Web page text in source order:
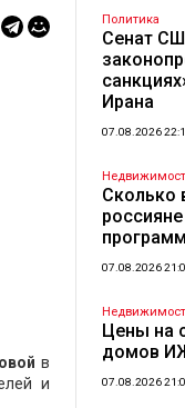
в
и
Политика
Сенат
Ирана
07.08.2026
Сколько
07.08.2026
Цены на
домов
07.08.2026